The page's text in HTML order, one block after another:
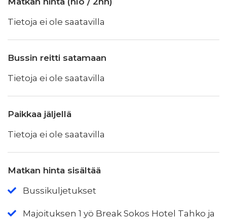
Tietoja ei ole saatavilla
Bussin reitti satamaan
Tietoja ei ole saatavilla
Paikkaa jäljellä
Tietoja ei ole saatavilla
Matkan hinta sisältää
Bussikuljetukset
Majoituksen 1 yö Break Sokos Hotel Tahko ja